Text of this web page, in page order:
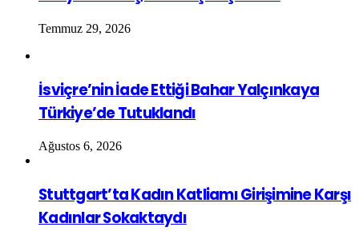
Temmuz 29, 2026
İsviçre’nin İade Ettiği Bahar Yalçınkaya
Türkiye’de Tutuklandı
Ağustos 6, 2026
Stuttgart’ta Kadın Katliamı Girişimine Karşı
Kadınlar Sokaktaydı